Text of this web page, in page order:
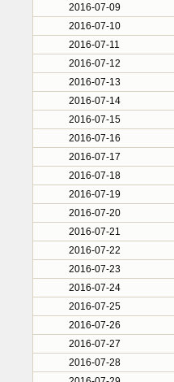
2016-07-09
2016-07-10
2016-07-11
2016-07-12
2016-07-13
2016-07-14
2016-07-15
2016-07-16
2016-07-17
2016-07-18
2016-07-19
2016-07-20
2016-07-21
2016-07-22
2016-07-23
2016-07-24
2016-07-25
2016-07-26
2016-07-27
2016-07-28